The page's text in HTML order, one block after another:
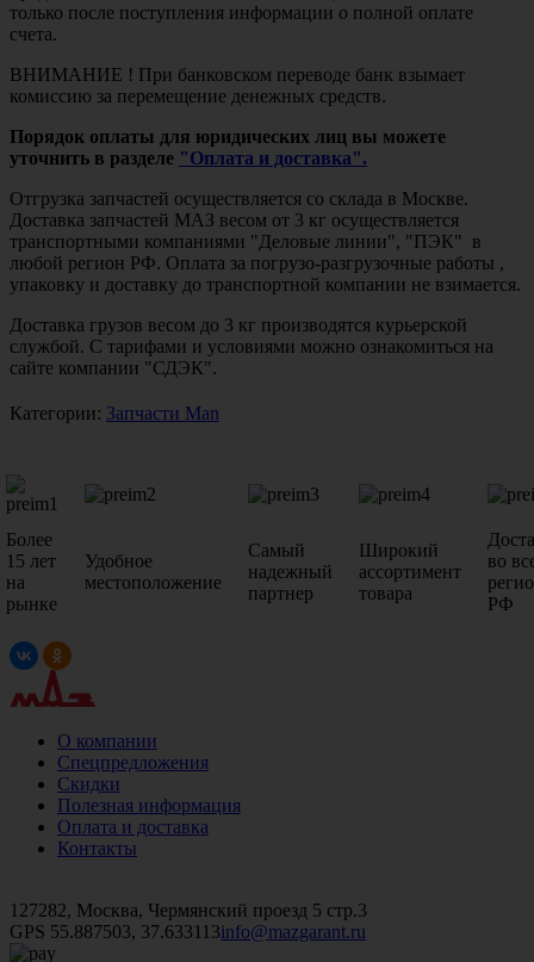
только после поступления информации о полной оплате
счета.
ВНИМАНИЕ ! При банковском переводе банк взымает
комиссию за перемещение денежных средств.
Порядок оплаты для юридических лиц вы можете
уточнить в разделе "Оплата и доставка".
Отгрузка запчастей осуществляется со склада в Москве.
Доставка запчастей МАЗ весом от 3 кг осуществляется
транспортными компаниями "Деловые линии", "ПЭК" в
любой регион РФ. Оплата за погрузо-разгрузочные работы ,
упаковку и доставку до транспортной компании не взимается.
Доставка грузов весом до 3 кг производятся курьерской
службой. С тарифами и условиями можно ознакомиться на
сайте компании "СДЭК".
Категории: Запчасти Man
Более
15 лет
на
рынке
Удобное
местоположение
Самый
надежный
партнер
Широкий
ассортимент
товара
во
РФ
О компании
Спецпредложения
Скидки
Полезная информация
Оплата и доставка
Контакты
127282, Москва, Чермянский проезд 5 стр.3
GPS 55.887503, 37.633113info@mazgarant.ru